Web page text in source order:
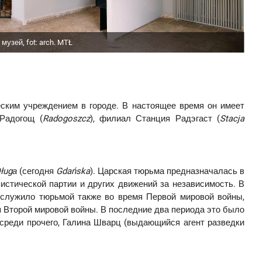
музей, fot: arch. MTŁ
учреждением в городе. В настоящее время он имеет
(Radogoszcz), филиал Станция Радэгаст (Stacja
ługа (сегодня Gdańska). Царская тюрьма предназначалась в
партии и других движений за независимость. В
тюрьмой также во время Первой мировой войны,
Второй мировой войны. В последние два периода это было
прочего, Галина Шварц (выдающийся агент разведки